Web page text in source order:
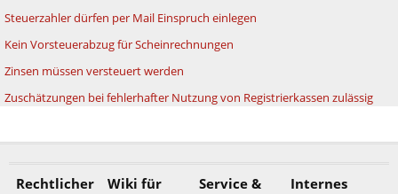
Steuerzahler dürfen per Mail Einspruch einlegen
Kein Vorsteuerabzug für Scheinrechnungen
Zinsen müssen versteuert werden
Zuschätzungen bei fehlerhafter Nutzung von Registrierkassen zulässig
Rechtlicher
Wiki für
Service &
Internes